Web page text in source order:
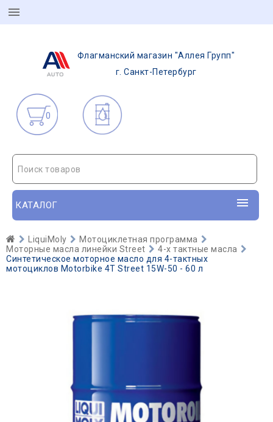
Флагманский магазин "Аллея Групп"
г. Санкт-Петербург
0
Поиск товаров
КАТАЛОГ
LiquiMoly
Мотоциклетная программа
Моторные масла линейки Street
4-х тактные масла
Синтетическое моторное масло для 4-тактных
мотоциклов Motorbike 4T Street 15W-50 - 60 л